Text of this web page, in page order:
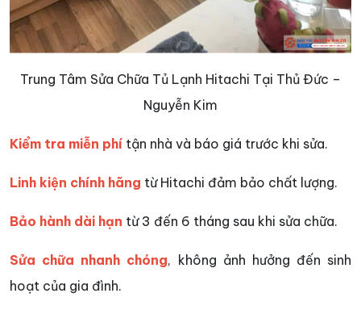
Trung Tâm Sửa Chữa Tủ Lạnh Hitachi Tại Thủ Đức –
Nguyễn Kim
Kiểm tra miễn phí tận nhà và báo giá trước khi sửa.
Linh kiện chính hãng từ Hitachi đảm bảo chất lượng.
Bảo hành dài hạn từ 3 đến 6 tháng sau khi sửa chữa.
Sửa chữa nhanh chóng, không ảnh hưởng đến sinh
hoạt của gia đình.